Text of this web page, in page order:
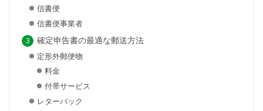
信書便
信書便事業者
確定申告書の最適な郵送方法
定形外郵便物
料金
付帯サービス
レターパック